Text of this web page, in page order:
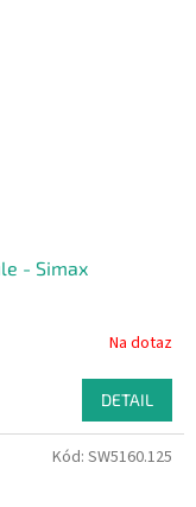
- Simax
Na dotaz
DETAIL
Kód: SW5160.125